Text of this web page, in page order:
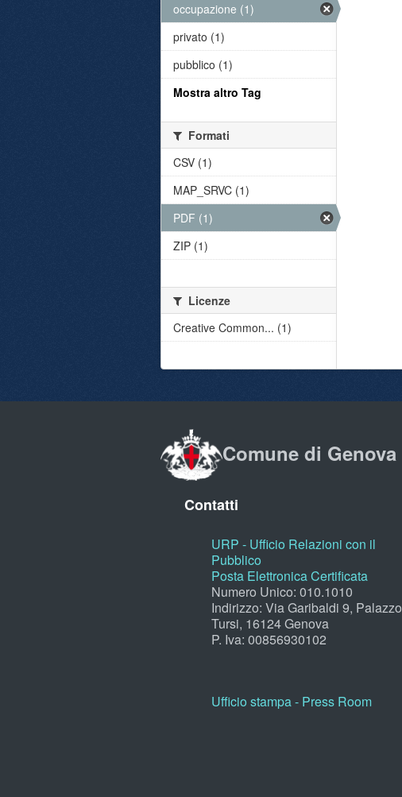
occupazione (1)
privato (1)
pubblico (1)
Mostra altro Tag
Formati
CSV (1)
MAP_SRVC (1)
PDF (1)
ZIP (1)
Licenze
Creative Common... (1)
Comune di Genova
Contatti
URP - Ufficio Relazioni con il
Pubblico
Posta Elettronica Certificata
Numero Unico: 010.1010
Indirizzo: Via Garibaldi 9, Palazzo
Tursi, 16124 Genova
P. Iva: 00856930102
Ufficio stampa - Press Room